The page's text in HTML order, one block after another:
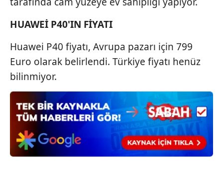
vasıtasıyla belirleyebilirsiniz. Çerezlere ilişkin detaylı bilgi
Metnimizi ziyaret edebilirsiniz.
6698 sayılı Kişisel Verilerin Korunması Kanunu uyarınca
ilgili mevzuata uygun olarak kullanılan çerezlerle ilgili bilgi
almak için lütfentıklayınız.
HUAWEİ P40'IN FİYATI
Huawei P40 fiyatı, Avrupa pazarı için 799
Euro olarak belirlendi. Türkiye fiyatı henüz
bilinmiyor.